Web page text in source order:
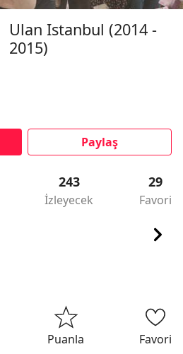
Ulan Istanbul (2014 -
2015)
Paylaş
243
İzleyecek
29
Favori
Puanla Favori